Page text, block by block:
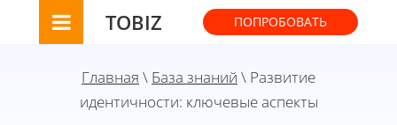
TOBIZ ПОПРОБОВАТЬ
Главная \ База знаний \ Развитие
идентичности: ключевые аспекты